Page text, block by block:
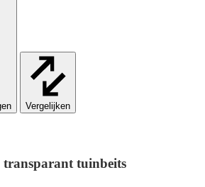
Vergelijken
tuinbeits